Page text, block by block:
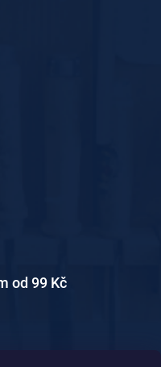
od 99 Kč